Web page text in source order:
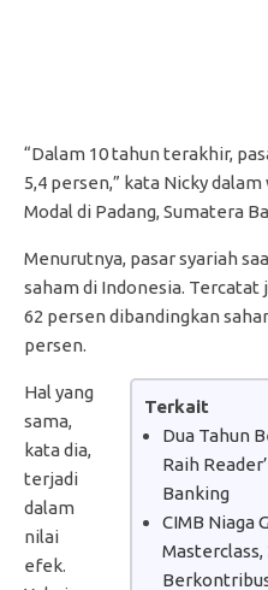
“Dalam 10 tahun terakhir,
5,4 persen,” kata Nicky
Modal di Padang, Sumatera
Menurutnya, pasar syariah
saham di Indonesia. Tercatat
62 persen dibandingkan
persen.
Terkait
Dua Tahun
Raih
Banking
CIMB Niaga
Masterclass,
Hal yang
sama,
kata dia,
terjadi
dalam
nilai
efek.